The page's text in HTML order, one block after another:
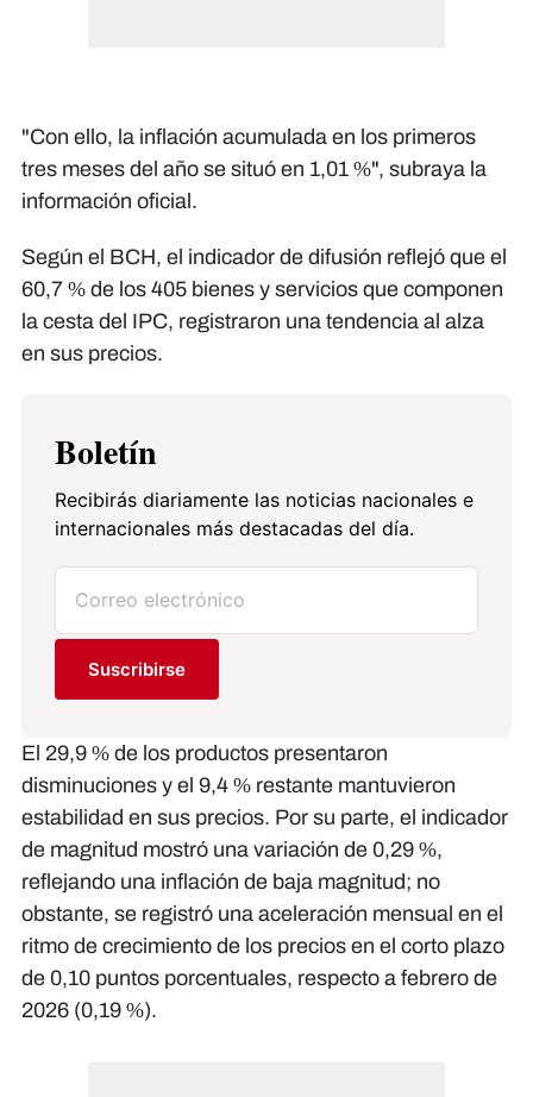
"Con ello, la inflación acumulada en los primeros
tres meses del año se situó en 1,01 %", subraya la
información oficial.
Según el BCH, el indicador de difusión reflejó que el
60,7 % de los 405 bienes y servicios que componen
la cesta del IPC, registraron una tendencia al alza
en sus precios.
Boletín
Recibirás diariamente las noticias nacionales e
internacionales más destacadas del día.
Suscribirse
El 29,9 % de los productos presentaron
disminuciones y el 9,4 % restante mantuvieron
estabilidad en sus precios. Por su parte, el indicador
de magnitud mostró una variación de 0,29 %,
reflejando una inflación de baja magnitud; no
obstante, se registró una aceleración mensual en el
ritmo de crecimiento de los precios en el corto plazo
de 0,10 puntos porcentuales, respecto a febrero de
2026 (0,19 %).